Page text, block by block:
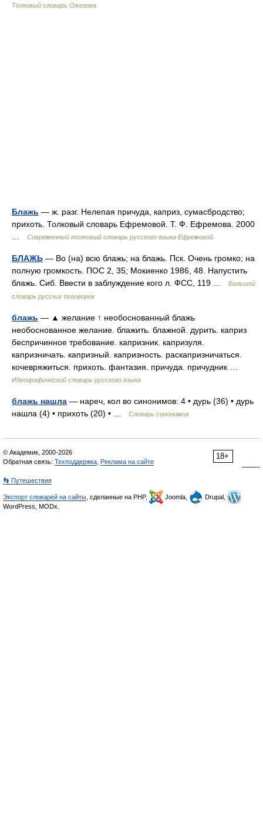
Толковый словарь Ожегова
Блажь — ж. разг. Нелепая причуда, каприз, сумасбродство;
прихоть. Толковый словарь Ефремовой. Т. Ф. Ефремова. 2000
Современный толковый словарь русского языка Ефремовой
БЛАЖЬ — Во (на) всю блажь; на блажь. Пск. Очень громко; на
полную громкость. ПОС 2, 35; Мокиенко 1986, 48. Напустить
блажь. Сиб. Ввести в заблуждение кого л. ФСС, 119 …
Большой
словарь русских поговорок
блажь — ▲ желание ↑ необоснованный блажь
необоснованное желание. блажить. блажной. дурить. каприз
беспричинное требование. капризник. капризуля.
капризничать. капризный. капризность. раскапризничаться.
кочевряжиться. прихоть. фантазия. причуда. причудник …
Идеографический словарь русского языка
блажь нашла — нареч, кол во синонимов: 4 • дурь (36) • дурь
нашла (4) • прихоть (20) • …
Словарь синонимов
18+
© Академик, 2000-2026
Обратная связь: Техподдержка Реклама на сайте
👣 Путешествия
Экспорт словарей на сайты , сделанные на PHP, Joomla,
Drupal,
WordPress, MODx.